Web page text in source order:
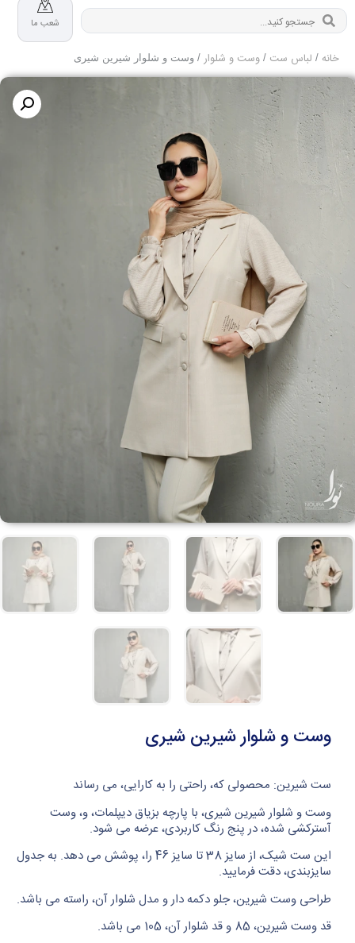
شعب ما
خانه / لباس ست / وست و شلوار / وست و شلوار شیرین شیری
وست و شلوار شیرین شیری
ست شیرین: محصولی که، راحتی را به کارایی، می رساند
وست و شلوار شیرین شیری، با پارچه بزیاق دیپلمات، و، وست
آسترکشی شده، در پنج رنگ کاربردی، عرضه می شود.
این ست شیک، از سایز 38 تا سایز 46 را، پوشش می دهد. به جدول
سایزبندی، دقت فرمایید.
طراحی وست شیرین، جلو دکمه دار و مدل شلوار آن، راسته می باشد.
قد وست شیرین، 85 و قد شلوار آن، 105 می باشد.